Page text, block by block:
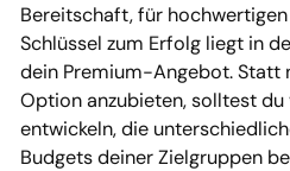
Bereitschaft, für
Schlüssel zum Erfolg liegt in
dein Premium-Angebot. Statt
Option anzubieten, solltest
entwickeln, die
Budgets deiner Zielgruppen